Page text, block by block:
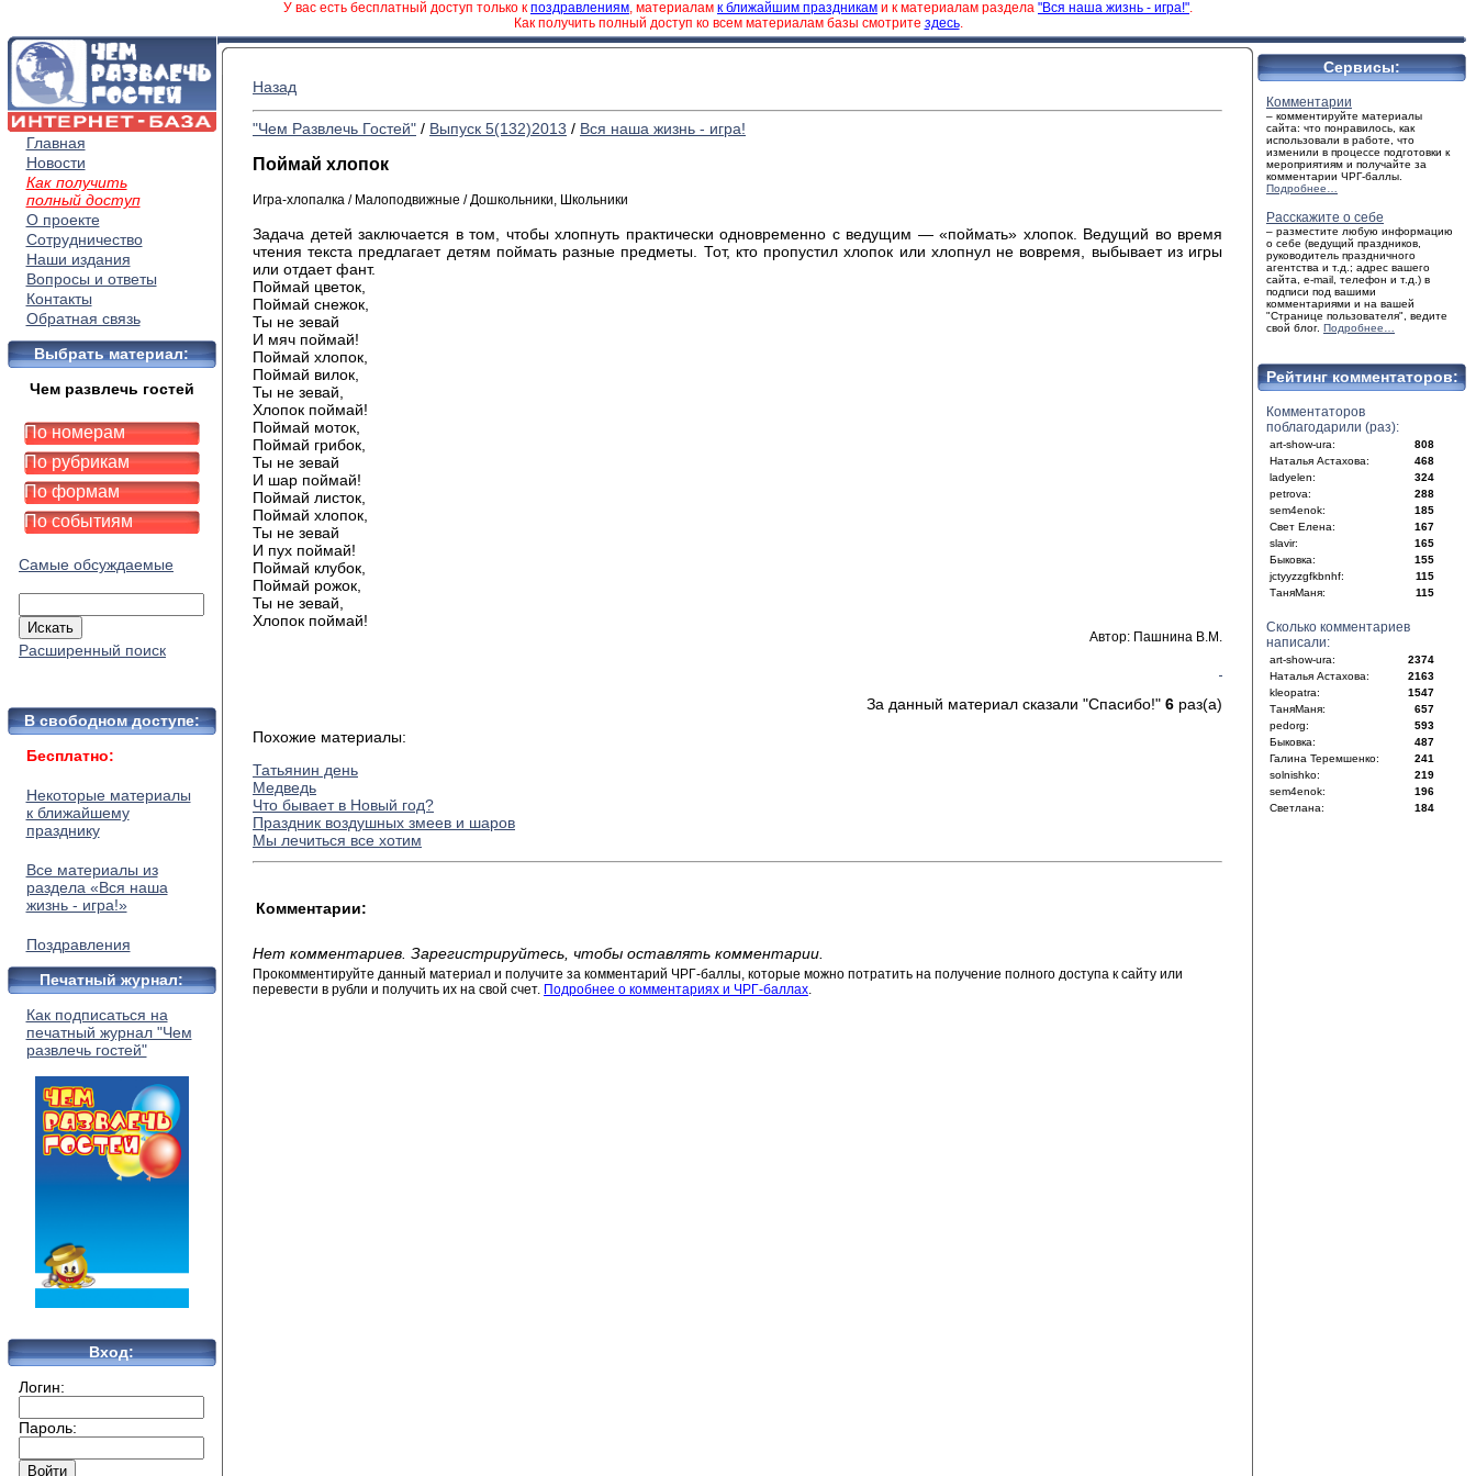
У вас есть бесплатный доступ только к поздравлениям, материалам к ближайшим праздникам и к материалам раздела "Вся наша жизнь - игра!".
Как получить полный доступ ко всем материалам базы смотрите здесь.
Главная
Новости
Как получить
полный доступ
О проекте
Сотрудничество
Наши издания
Вопросы и ответы
Контакты
Обратная связь
Выбрать материал:
Чем развлечь гостей
По номерам
По рубрикам
По формам
По событиям
Самые обсуждаемые
Расширенный поиск
В свободном доступе:
Бесплатно:
Некоторые материалы
к ближайшему
празднику
Все материалы из
раздела «Вся наша
жизнь - игра!»
Поздравления
Печатный журнал:
Как подписаться на
печатный журнал "Чем
развлечь гостей"
Вход:
Логин:
Пароль:
Назад
"Чем Развлечь Гостей" / Выпуск 5(132)2013 / Вся наша жизнь - игра!
Поймай хлопок
Игра-хлопалка / Малоподвижные / Дошкольники, Школьники
Задача детей заключается в том, чтобы хлопнуть практически одновременно с ведущим — «поймать» хлопок. Ведущий во время
чтения текста предлагает детям поймать разные предметы. Тот, кто пропустил хлопок или хлопнул не вовремя, выбывает из игры
или отдает фант.
Поймай цветок,
Поймай снежок,
Ты не зевай
И мяч поймай!
Поймай хлопок,
Поймай вилок,
Ты не зевай,
Хлопок поймай!
Поймай моток,
Поймай грибок,
Ты не зевай
И шар поймай!
Поймай листок,
Поймай хлопок,
Ты не зевай
И пух поймай!
Поймай клубок,
Поймай рожок,
Ты не зевай,
Хлопок поймай!
Автор: Пашнина В.М.
За данный материал сказали "Спасибо!" 6 раз(а)
Похожие материалы:
Татьянин день
Медведь
Что бывает в Новый год?
Праздник воздушных змеев и шаров
Мы лечиться все хотим
Комментарии:
Нет комментариев. Зарегистрируйтесь, чтобы оставлять комментарии.
Прокомментируйте данный материал и получите за комментарий ЧРГ-баллы, которые можно потратить на получение полного доступа к сайту или
перевести в рубли и получить их на свой счет. Подробнее о комментариях и ЧРГ-баллах.
Сервисы:
Комментарии
– комментируйте материалы
сайта: что понравилось, как
использовали в работе, что
изменили в процессе подготовки к
мероприятиям и получайте за
комментарии ЧРГ-баллы.
Подробнее…
Расскажите о себе
– разместите любую информацию
о себе (ведущий праздников,
руководитель праздничного
агентства и т.д.; адрес вашего
сайта, e-mail, телефон и т.д.) в
подписи под вашими
комментариями и на вашей
"Странице пользователя", ведите
свой блог. Подробнее…
Рейтинг комментаторов:
Комментаторов
поблагодарили (раз):
art-show-ura:
808
Наталья Астахова:
468
ladyelen:
324
petrova:
288
sem4enok:
185
Свет Елена:
167
slavir:
165
Быковка:
155
jctyyzzgfkbnhf:
115
ТаняМаня:
115
Сколько комментариев
написали:
art-show-ura:
2374
Наталья Астахова:
2163
kleopatra:
1547
ТаняМаня:
657
pedorg:
593
Быковка:
487
Галина Теремшенко:
241
solnishko:
219
sem4enok:
196
Светлана:
184